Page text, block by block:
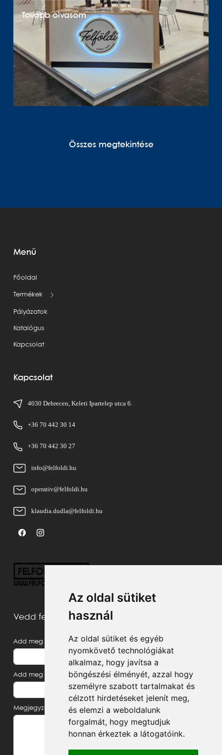
Az oldal sütiket
használ
Az oldal sütiket és egyéb
nyomkövető technológiákat
alkalmaz, hogy javítsa a
böngészési élményét, azzal hogy
személyre szabott tartalmakat és
célzott hirdetéseket jelenít meg,
és elemzi a weboldalunk
forgalmát, hogy megtudjuk
honnan érkeztek a látogatóink.
Tovább olvasom
Összes megtekintése
Menü
Főoldal
Termékek
Pályázatok
Katalógus
Kapcsolat
Kapcsolat
4030 Debrecen, Keleti Ipartelep utca 6.
+36 70 442 30 14
+36 70 442 30 27
info@felfoldi.hu
operativ@felfoldi.hu
klaudia.dudla@felfoldi.hu
Vedd fel velünk a kapcsolatot
Add meg a neved
Add meg az e-mail címed
Megjegyzés, üzenet